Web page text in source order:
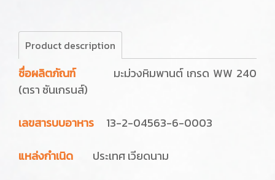
Product description
ชื่อผลิตภัณฑ์
มะม่วงหิมพานต์ เกรด WW 240
(ตรา ซันเกรนส์)
เลขสารบบอาหาร 13-2-04563-6-0003
แหล่งกำเนิด
ประเทศ เวียดนาม